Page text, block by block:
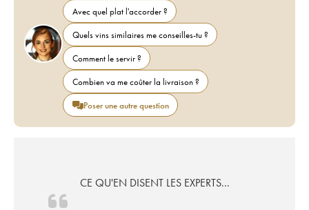
Avec quel plat l'accorder ?
Quels vins similaires me conseilles-tu ?
Comment le servir ?
Combien va me coûter la livraison ?
Poser une autre question
CE QU'EN DISENT LES EXPERTS...